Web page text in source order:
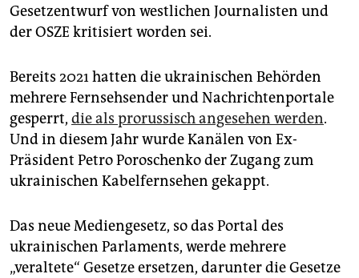
Gesetzentwurf von westlichen Journalisten und
der OSZE kritisiert worden sei.
Bereits 2021 hatten die ukrainischen Behörden
mehrere Fernsehsender und Nachrichtenportale
gesperrt, die als prorussisch angesehen werden.
Und in diesem Jahr wurde Kanälen von Ex-
Präsident Petro Poroschenko der Zugang zum
ukrainischen Kabelfernsehen gekappt.
Das neue Mediengesetz, so das Portal des
ukrainischen Parlaments, werde mehrere
„veraltete“ Gesetze ersetzen, darunter die Gesetze